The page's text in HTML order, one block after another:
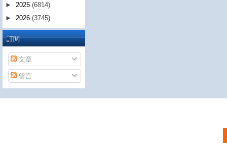
► 2025 (6814)
► 2026 (3745)
訂閱
文章
留言